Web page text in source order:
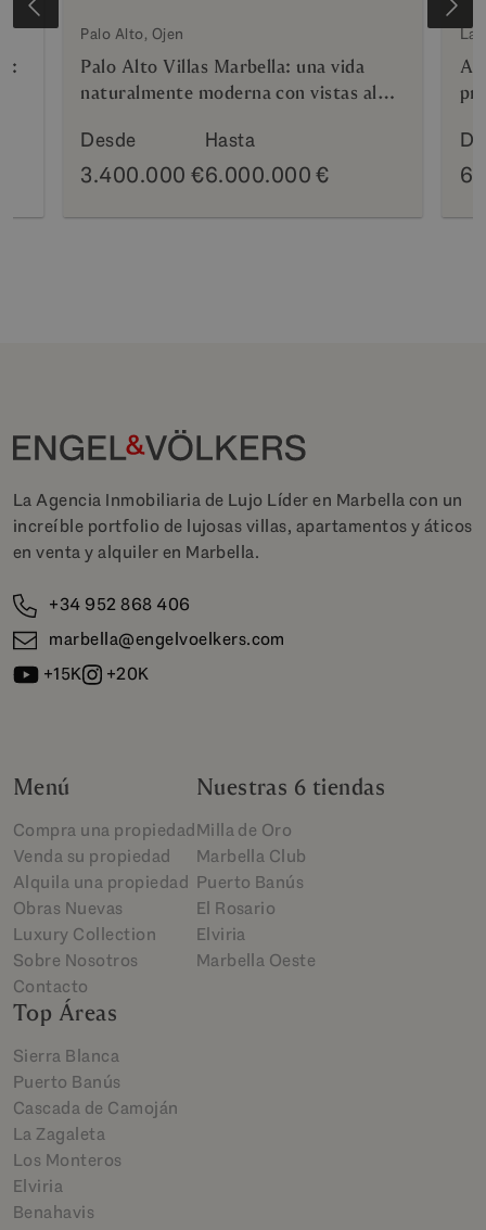
Palo Alto, Ojen
Palo Alto Villas Marbella: una vida
naturalmente moderna con vistas al
Desde
3.400.000 €
Hasta
6.000.000 €
La
La Agencia Inmobiliaria de Lujo Líder en Marbella con un
increíble portfolio de lujosas villas, apartamentos y áticos
en venta y alquiler en Marbella.
+34 952 868 406
marbella@engelvoelkers.com
+15K
+20K
Menú
Compra una propiedad
Venda su propiedad
Alquila una propiedad
Obras Nuevas
Luxury Collection
Sobre Nosotros
Contacto
Nuestras 6 tiendas
Milla de Oro
Marbella Club
Puerto Banús
El Rosario
Elviria
Marbella Oeste
Top Áreas
Sierra Blanca
Puerto Banús
Cascada de Camoján
La Zagaleta
Los Monteros
Elviria
Benahavis